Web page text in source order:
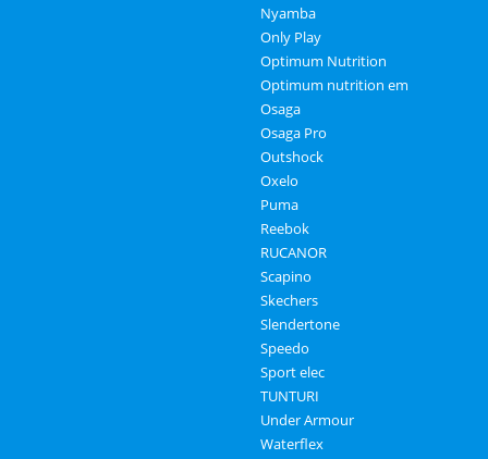
Nyamba
Only Play
Optimum Nutrition
Optimum nutrition em
Osaga
Osaga Pro
Outshock
Oxelo
Puma
Reebok
RUCANOR
Scapino
Skechers
Slendertone
Speedo
Sport elec
TUNTURI
Under Armour
Waterflex